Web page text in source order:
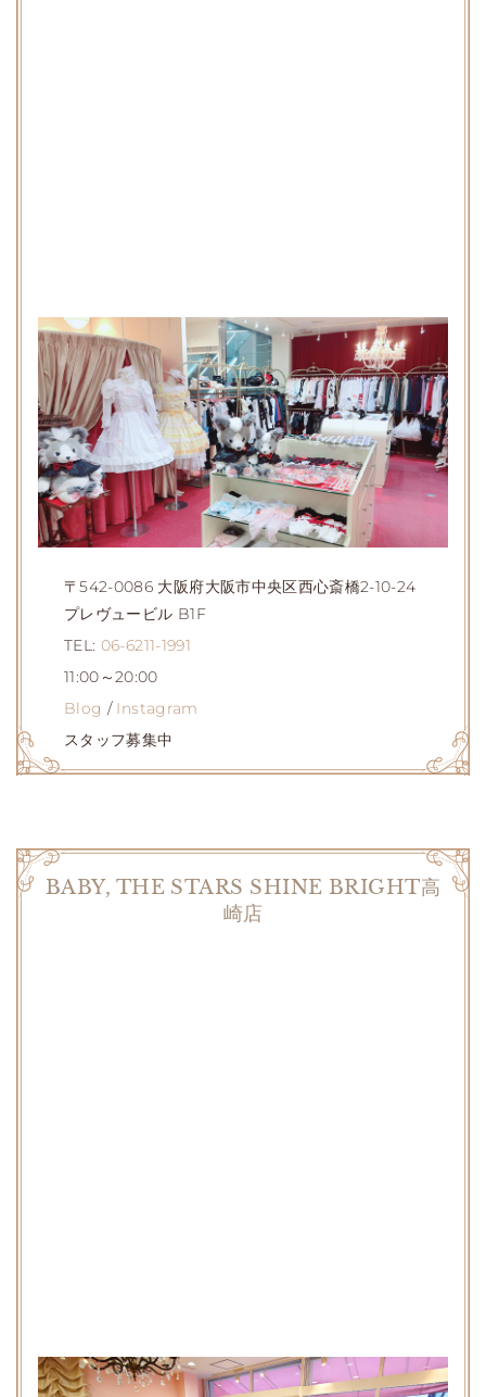
〒542-0086 大阪府大阪市中央区西心斎橋2-10-24
プレヴュービル B1F
TEL: 06-6211-1991
11:00～20:00
Blog / Instagram
スタッフ募集中
BABY, THE STARS SHINE BRIGHT高
崎店